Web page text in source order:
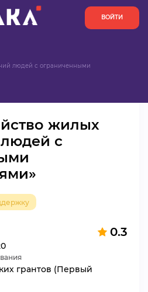
ВОЙТИ
людей с ограниченными
жилых
с
0.3
грантов (Первый